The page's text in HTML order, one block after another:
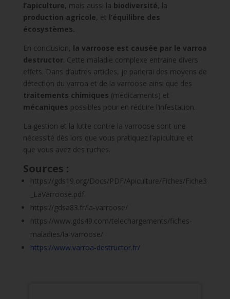
l’apiculture, mais aussi la biodiversité, la
production agricole, et l’équilibre des
écosystèmes.
En conclusion, la varroose est causée par le varroa
destructor. Cette maladie complexe entraine divers
effets. Dans d’autres articles, je parlerai des moyens de
détection du varroa et de la varroose ainsi que des
traitements chimiques (médicaments) et
mécaniques possibles pour en réduire l’infestation.
La gestion et la lutte contre la varroose sont une
nécessité dès lors que vous pratiquez l’apiculture et
que vous avez des ruches.
Sources :
https://gds19.org/Docs/PDF/Apiculture/Fiches/Fiche3
_LaVarroose.pdf
https://gdsa83.fr/la-varroose/
https://www.gds49.com/telechargements/fiches-
maladies/la-varroose/
https://www.varroa-destructor.fr/